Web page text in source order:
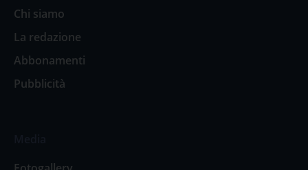
Chi siamo
La redazione
Abbonamenti
Pubblicità